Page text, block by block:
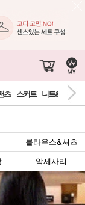
0
츠 스커트 니트&가디건
블라우스&셔츠
악세사리